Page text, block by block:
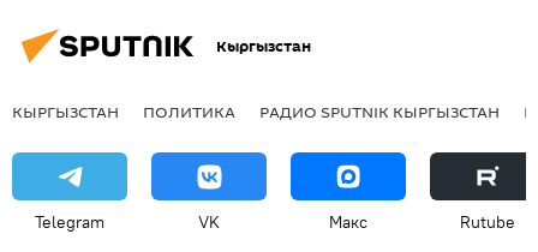
Кыргызстан
КЫРГЫЗСТАН ПОЛИТИКА РАДИО SPUTNIK КЫРГЫЗСТАН
Telegram VK Макс Rutube